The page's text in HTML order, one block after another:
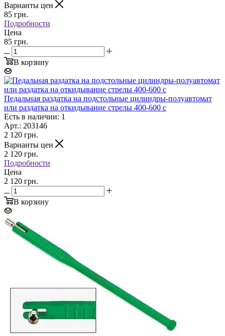
Варианты цен
85 грн.
Подробности
Цена
85 грн.
В корзину
Педальная раздатка на подстольные цилиндры-полуавтомат
или раздатка на откидывание стрелы 400-600 с
Есть в наличии: 1
Арт.: 203146
2 120 грн.
Варианты цен
2 120 грн.
Подробности
Цена
2 120 грн.
В корзину